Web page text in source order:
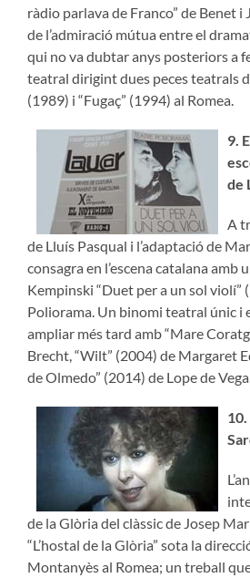
ràdio parlava de Franco” de Benet
de l’admiració mútua entre el
qui no va dubtar anys posteriors a
teatral dirigint dues peces teatrals
(1989) i “Fugaç” (1994) al Romea.
9.
de
A
de Lluís Pasqual i l’adaptació de
consagra en l’escena catalana amb
Kempinski “Duet per a un sol violí”
Poliorama. Un binomi teatral únic i
ampliar més tard amb “Mare
Brecht, “Wilt” (2004) de Margaret
de Olmedo” (2014) de Lope de Vega.
de la Glòria del clàssic de Josep
“L’hostal de la Glòria” sota la
Montanyès al Romea; un treball